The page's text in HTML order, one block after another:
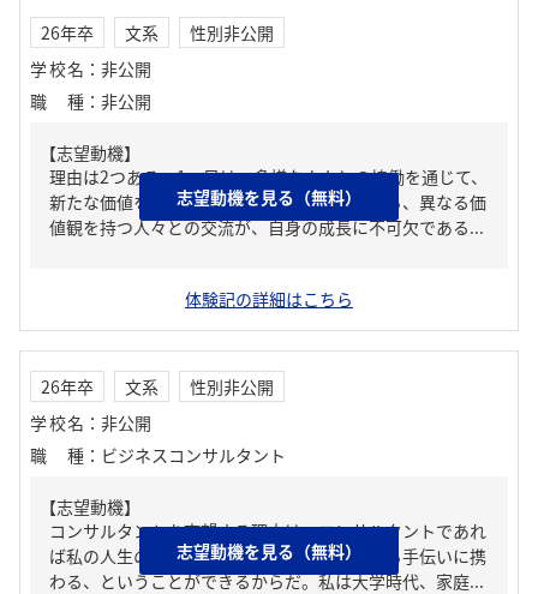
26年卒 文系
性別非公開
学校名 ： 非公開
職種 ： 非公開
【志望動機】
理由は2つある。1つ目は、多様な人々との協働を通じて、
新たな価値を創出したいからだ。留学経験から、異なる価
値観を持つ人々との交流が、自身の成長に不可欠である...
体験記の詳細はこちら
志望動機を見る（無料）
26年卒 文系
性別非公開
学校名 ： 非公開
職種 ： ビジネスコンサルタント
【志望動機】
コンサルタントを志望する理由は、コンサルタントであれ
ば私の人生の目標である、他人の夢を実現する手伝いに携
わる、ということができるからだ。私は大学時代、家庭...
志望動機を見る（無料）